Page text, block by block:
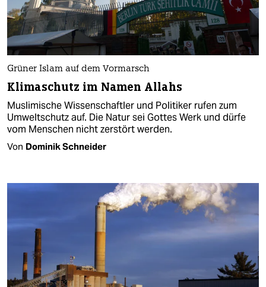
Grüner Islam auf dem Vormarsch
Klimaschutz im Namen Allahs
Muslimische Wissenschaftler und Politiker rufen zum
Umweltschutz auf. Die Natur sei Gottes Werk und dürfe
vom Menschen nicht zerstört werden.
Von Dominik Schneider